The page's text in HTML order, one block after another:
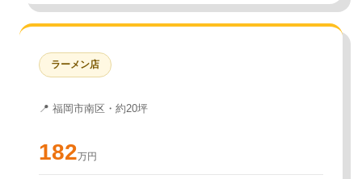
ラーメン店
📍 福岡市南区・約20坪
182万円